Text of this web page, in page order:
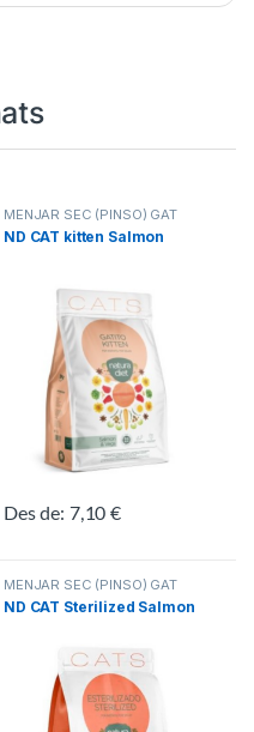
MENJAR SEC (PINSO) GAT
ND CAT kitten Salmon
Des de: 7,10€
MENJAR SEC (PINSO) GAT
ND CAT Sterilized Salmon